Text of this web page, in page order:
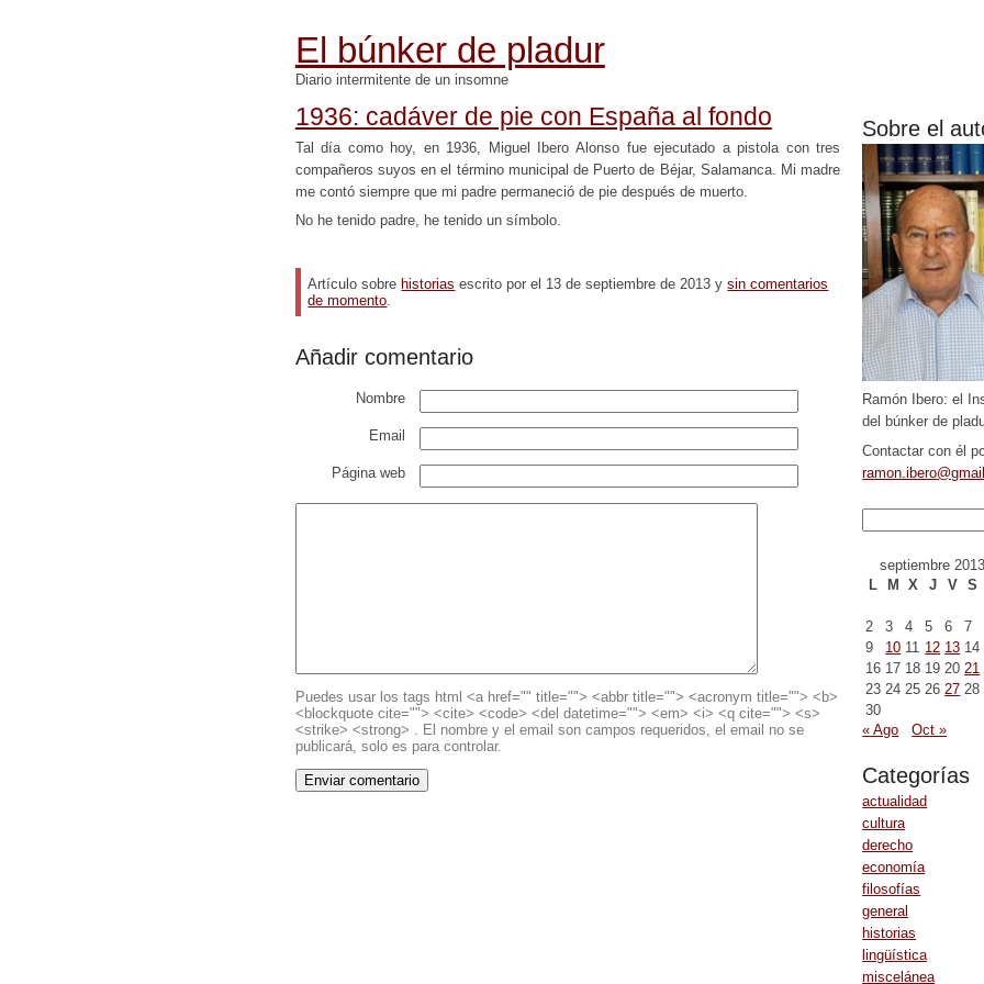
El búnker de pladur
Diario intermitente de un insomne
Sobre el
Ramón Ibero: el
del búnker de
Contactar con él
septiembre 2013
L
M X J V S
2
3 4 5 6 7
9
10 11 12 13 14
16 17 18 19 20 21
23 24 25 26 27 28
30
« Ago
Oct »
Categorías
actualidad
cultura
derecho
economía
filosofías
general
historias
lingüística
miscelánea
1936: cadáver de pie con España al fondo
Tal día como hoy, en 1936, Miguel Ibero Alonso fue ejecutado a pistola con tres
compañeros suyos en el término municipal de Puerto de Béjar, Salamanca. Mi madre
me contó siempre que mi padre permaneció de pie después de muerto.
No he tenido padre, he tenido un símbolo.
Artículo sobre historias escrito por el 13 de septiembre de 2013 ysin comentarios
de momento.
Añadir comentario
Nombre
Email
Página web
Puedes usar los tags html <a href="" title=""> <abbr title=""> <acronym title=""> <b>
<blockquote cite=""> <cite> <code> <del datetime=""> <em> <i> <q cite=""> <s>
<strike> <strong> . El nombre y el email son campos requeridos, el email no se
publicará, solo es para controlar.